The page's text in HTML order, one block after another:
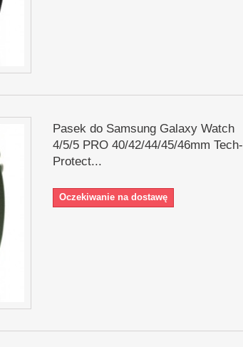
Pasek do Samsung Galaxy Watch
4/5/5 PRO 40/42/44/45/46mm Tech-
Protect...
Oczekiwanie na dostawę